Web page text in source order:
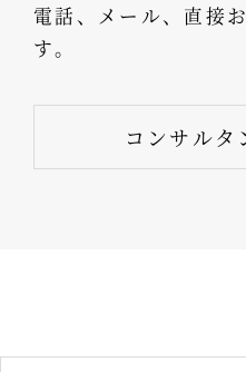
電話、メール、直接
す。
コンサルタ